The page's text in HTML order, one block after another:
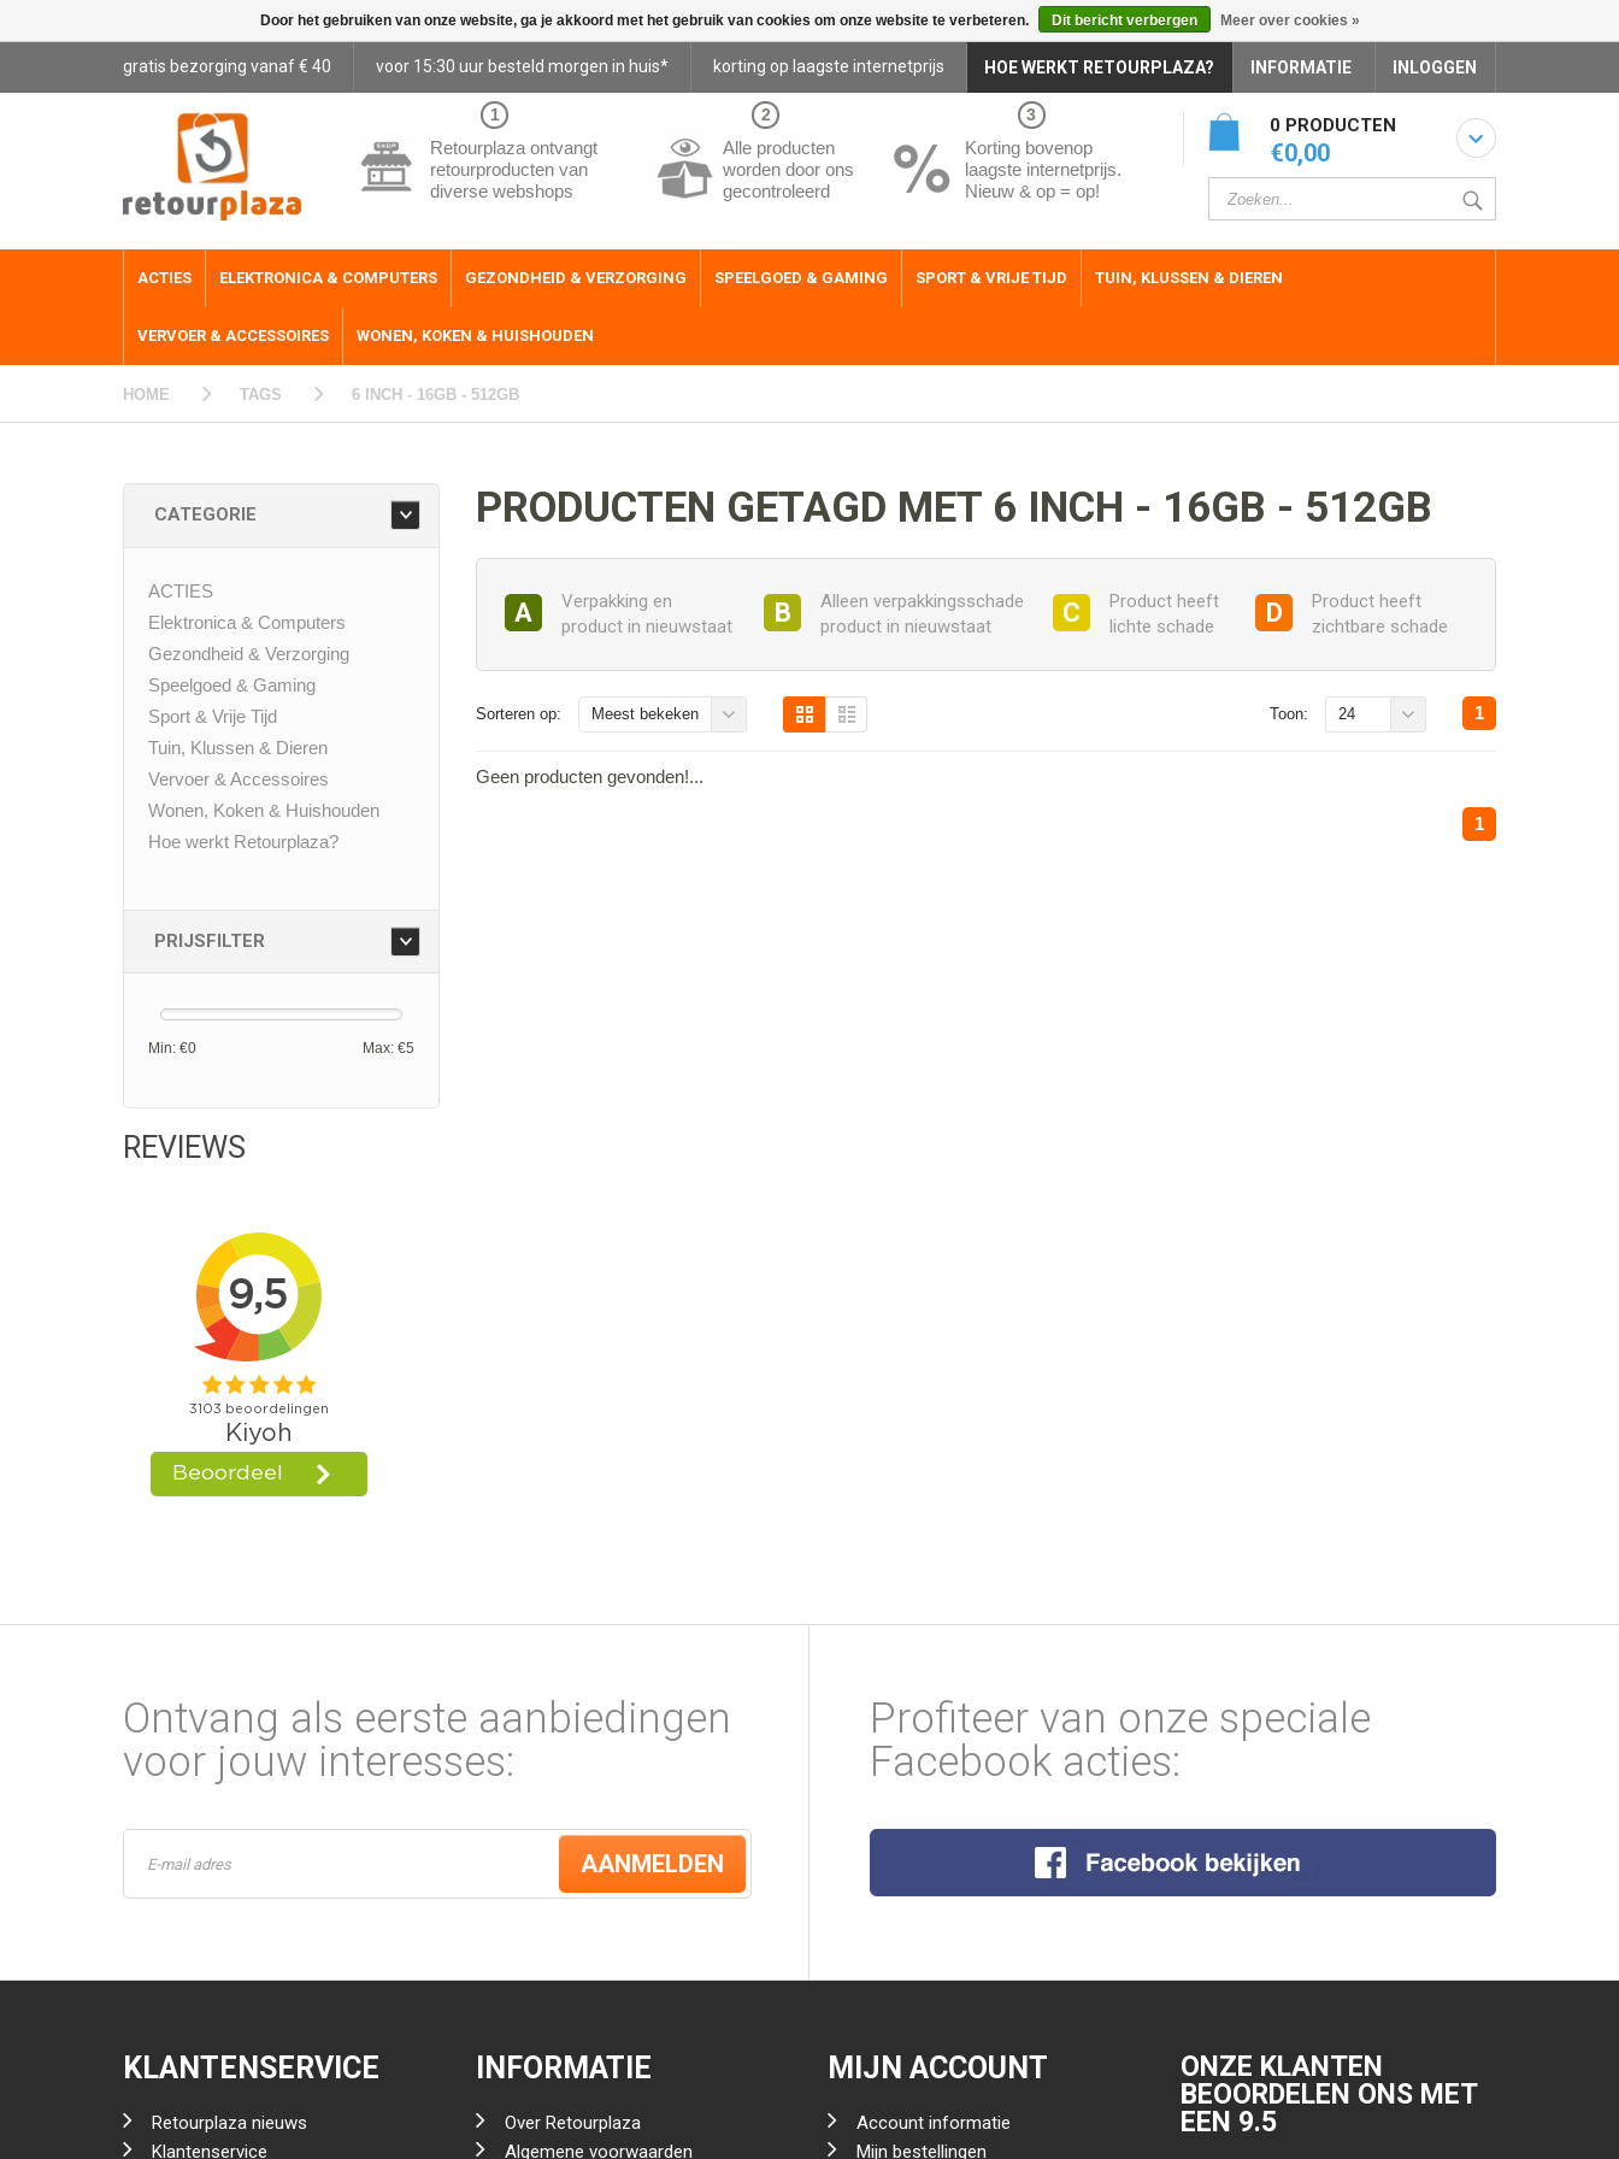
gratis bezorging vanaf € 40 voor 15:30 uur besteld morgen in huis* korting op laagste internetprijs HOE WERKT RETOURPLAZA? INFORMATIE INLOGGEN
1
Retourplaza ontvangt
retourproducten van
diverse webshops
2
Alle producten
worden door ons
gecontroleerd
3
Korting bovenop
laagste internetprijs.
Nieuw & op = op!
0 PRODUCTEN
€0,00
ACTIES ELEKTRONICA & COMPUTERS GEZONDHEID & VERZORGING SPEELGOED & GAMING SPORT & VRIJE TIJD TUIN, KLUSSEN & DIEREN
VERVOER & ACCESSOIRES WONEN, KOKEN & HUISHOUDEN
HOME TAGS 6 INCH - 16GB - 512GB
CATEGORIE
ACTIES
Elektronica & Computers
Gezondheid & Verzorging
Speelgoed & Gaming
Sport & Vrije Tijd
Tuin, Klussen & Dieren
Vervoer & Accessoires
Wonen, Koken & Huishouden
Hoe werkt Retourplaza?
PRIJSFILTER
Min: €0 Max: €5
REVIEWS
PRODUCTEN GETAGD MET 6 INCH - 16GB - 512GB
A
Verpakking en
product in nieuwstaat
B
Alleen verpakkingsschade
product in nieuwstaat
C
Product heeft
lichte schade
D
Product heeft
zichtbare schade
Sorteren op: Meest bekeken 1
Toon: 24
Geen producten gevonden!...
1
Ontvang als eerste aanbiedingen
voor jouw interesses:
AANMELDEN
Profiteer van onze speciale
Facebook acties:
KLANTENSERVICE
Retourplaza nieuws
Klantenservice
INFORMATIE
Over Retourplaza
Algemene voorwaarden
MIJN ACCOUNT
Account informatie
Mijn bestellingen
ONZE KLANTEN
BEOORDELEN ONS MET
EEN 9.5
Door het gebruiken van onze website, ga je akkoord met het gebruik van cookies om onze website te verbeteren. Dit bericht verbergen Meer over cookies »